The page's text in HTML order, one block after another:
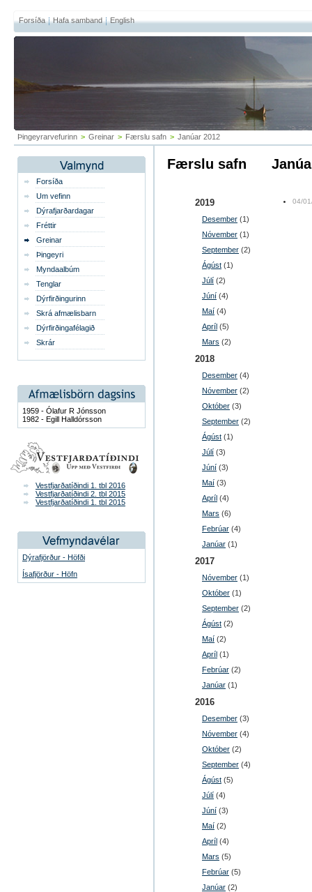
Forsíða Hafa samband English
Þingeyrarvefurinn > Greinar > Færslu safn > Janúar 2012
Forsíða
Um vefinn
Dýrafjarðardagar
Fréttir
Greinar
Þingeyri
Myndaalbúm
Tenglar
Dýrfirðingurinn
Skrá afmælisbarn
Dýrfirðingafélagið
Skrár
1959 - Ólafur R Jónsson
1982 - Egill Halldórsson
Vestfjarðatíðindi 1. tbl 2016
Vestfjarðatíðindi 2. tbl 2015
Vestfjarðatíðindi 1. tbl 2015
Dýrafjörður - Höfði
Ísafjörður - Höfn
Færslu safn
2019
Desember (1)
Nóvember (1)
September (2)
Ágúst (1)
Júlí (2)
Júní (4)
Maí (4)
Apríl (5)
Mars (2)
2018
Desember (4)
Nóvember (2)
Október (3)
September (2)
Ágúst (1)
Júlí (3)
Júní (3)
Maí (3)
Apríl (4)
Mars (6)
Febrúar (4)
Janúar (1)
2017
Nóvember (1)
Október (1)
September (2)
Ágúst (2)
Maí (2)
Apríl (1)
Febrúar (2)
Janúar (1)
2016
Desember (3)
Nóvember (4)
Október (2)
September (4)
Ágúst (5)
Júlí (4)
Júní (3)
Maí (2)
Apríl (4)
Mars (5)
Febrúar (5)
Janúar (2)
04/